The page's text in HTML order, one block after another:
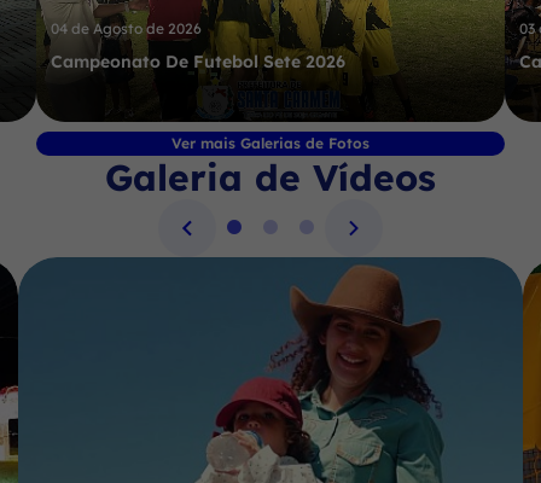
04 de Agosto de 2026
Campeonato De Futebol Sete 2026
03
Ver mais Galerias de Fotos
Seção Galeria de Vídeos
Galeria de Vídeos